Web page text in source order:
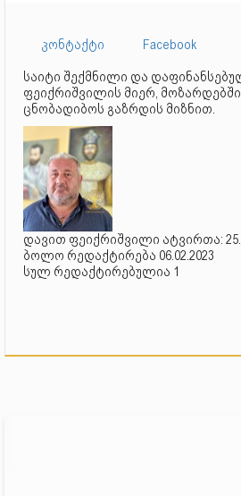
კონტაქტი
Facebook
საიტი შექმნილი და
ფეიქრიშვილის მიერ,
ცნობადიბოს გაზრდის მიზნით.
დავით ფეიქრიშვილი ატვირთა:
ბოლო რედაქტირება 06.02.2023
სულ რედაქტირებულია 1